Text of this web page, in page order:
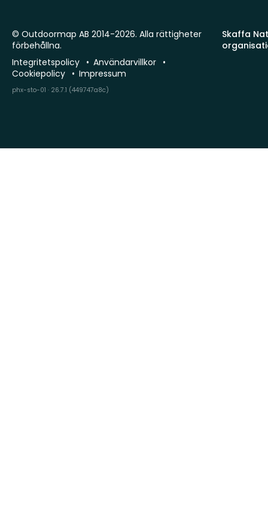
Skaffa
© Outdoormap AB 2014-2026. Alla rättigheter
förbehållna.
Integritetspolicy
Användarvillkor
Cookiepolicy
Impressum
phx-sto-01 · 26.7.1 (449747a8c)